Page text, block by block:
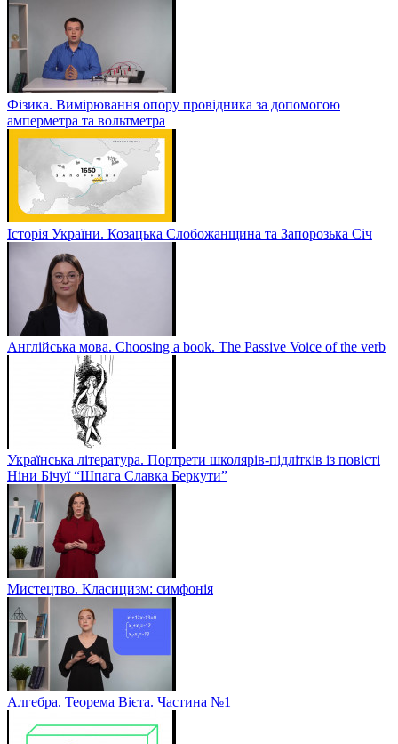
Фізика. Вимірювання опору провідника за допомогою
амперметра та вольтметра
Історія України. Козацька Слобожанщина та Запорозька Січ
Англійська мова. Choosing a book. The Passive Voice of the verb
Українська література. Портрети школярів-підлітків із повісті
Ніни Бічуї “Шпага Славка Беркути”
Мистецтво. Класицизм: симфонія
Алгебра. Теорема Вієта. Частина №1